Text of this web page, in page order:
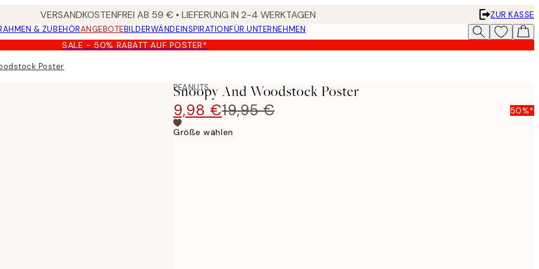
VERSANDKOSTENFREI AB 59 € • LIEFERUNG IN 2-4 WERKTAGEN
ZUR KASSE
& ZUBEHÖRANGEBOTEBILDERWÄNDEINSPIRATIONFÜR UNTERNEHMEN
SALE - 50% RABATT AUF POSTER*
Poster
PEANUTS
Snoopy And Woodstock Poster
9,98 €19,95 € 50%*
Größe wählen